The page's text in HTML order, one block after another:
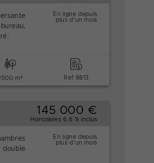
En ligne depuis
plus d'un mois
m² Ref 8813
145 000 €
Honoraires 6,6 % inclus
double
En ligne depuis
plus d'un mois